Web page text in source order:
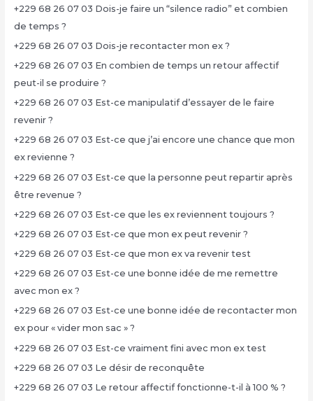
+229 68 26 07 03 Dois-je faire un “silence radio” et combien
de temps ?
+229 68 26 07 03 Dois-je recontacter mon ex ?
+229 68 26 07 03 En combien de temps un retour affectif
peut-il se produire ?
+229 68 26 07 03 Est-ce manipulatif d’essayer de le faire
revenir ?
+229 68 26 07 03 Est-ce que j’ai encore une chance que mon
ex revienne ?
+229 68 26 07 03 Est-ce que la personne peut repartir après
être revenue ?
+229 68 26 07 03 Est-ce que les ex reviennent toujours ?
+229 68 26 07 03 Est-ce que mon ex peut revenir ?
+229 68 26 07 03 Est-ce que mon ex va revenir test
+229 68 26 07 03 Est-ce une bonne idée de me remettre
avec mon ex ?
+229 68 26 07 03 Est-ce une bonne idée de recontacter mon
ex pour « vider mon sac » ?
+229 68 26 07 03 Est-ce vraiment fini avec mon ex test
+229 68 26 07 03 Le désir de reconquête
+229 68 26 07 03 Le retour affectif fonctionne-t-il à 100 % ?